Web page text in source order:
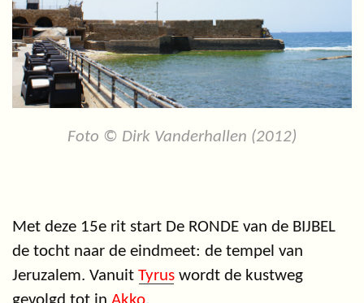
Foto © Dirk Vanderhallen (2012)
Met deze 15e rit start De RONDE van de BIJBEL
de tocht naar de eindmeet: de tempel van
Jeruzalem. Vanuit Tyrus wordt de kustweg